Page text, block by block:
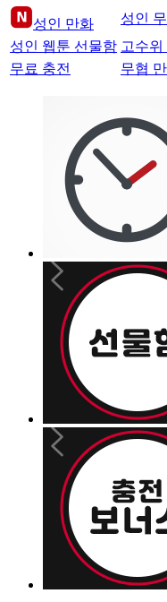
성인 만화
성인
성인 웹툰 선물함 고수위
무료 충전
무협